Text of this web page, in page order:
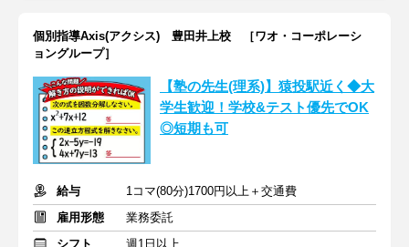
個別指導Axis(アクシス) 豊田井上校 ［ワオ・コーポレーシ
ョングループ］
【塾の先生(理系)】猿投駅近く◆大
学生歓迎！学校&テスト優先でOK
◎短期も可
給与
1コマ(80分)1700円以上＋交通費
雇用形態
業務委託
シフト
週1日以上